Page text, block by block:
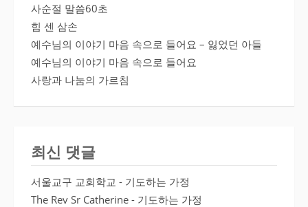
사순절 말씀60초
힘 센 삼손
예수님의 이야기 마음 속으로 들어요 – 잃었던 아들
예수님의 이야기 마음 속으로 들어요
사랑과 나눔의 가르침
최신 댓글
서울교구 교회학교 - 기도하는 가정
The Rev Sr Catherine - 기도하는 가정